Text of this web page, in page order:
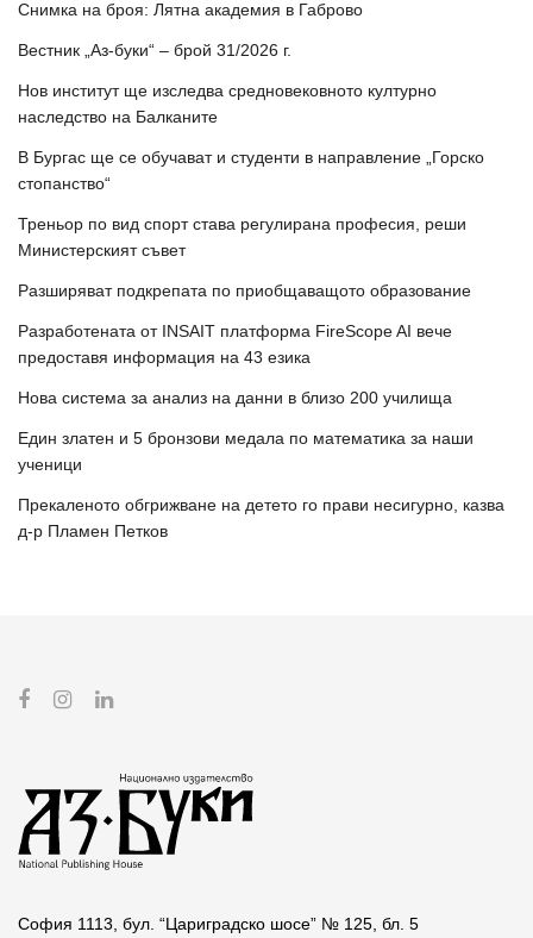
Снимка на броя: Лятна академия в Габрово
Вестник „Аз-буки“ – брой 31/2026 г.
Нов институт ще изследва средновековното културно
наследство на Балканите
В Бургас ще се обучават и студенти в направление „Горско
стопанство“
Треньор по вид спорт става регулирана професия, реши
Министерският съвет
Разширяват подкрепата по приобщаващото образование
Разработената от INSAIT платформа FireScope AI вече
предоставя информация на 43 езика
Нова система за анализ на данни в близо 200 училища
Един златен и 5 бронзови медала по математика за наши
ученици
Прекаленото обгрижване на детето го прави несигурно, казва
д-р Пламен Петков
София 1113, бул. “Цариградско шосе” № 125, бл. 5